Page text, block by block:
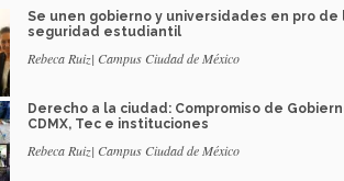
Se unen gobierno y universidades en pro de
seguridad estudiantil
Rebeca Ruiz| Campus Ciudad de México
Derecho a la ciudad: Compromiso de
CDMX, Tec e instituciones
Rebeca Ruiz| Campus Ciudad de México